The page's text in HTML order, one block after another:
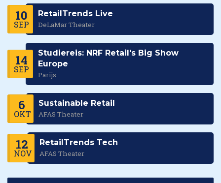
10
SEP
RetailTrends Live
DeLaMar Theater
14
SEP
Studiereis: NRF Retail's Big Show
Europe
Parijs
6
OKT
Sustainable Retail
AFAS Theater
12
NOV
RetailTrends Tech
AFAS Theater